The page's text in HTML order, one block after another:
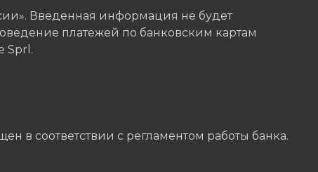
Введенная информация не будет
платежей по банковским картам
Sprl.
в соответствии с регламентом работы банка.